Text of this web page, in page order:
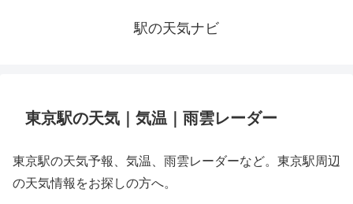
駅の天気ナビ
東京駅の天気｜気温｜雨雲レーダー
東京駅の天気予報、気温、雨雲レーダーなど。東京駅周辺
の天気情報をお探しの方へ。